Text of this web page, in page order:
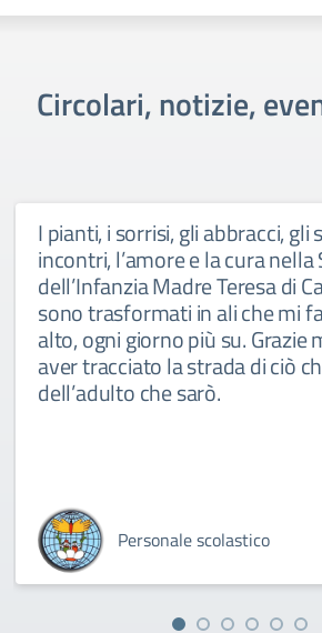
Circolari, notizie,
I pianti, i sorrisi, gli abbracci, gli
incontri, l’amore e la cura nella
dell’Infanzia Madre Teresa di
sono trasformati in ali che mi
alto, ogni giorno più su. Grazie
aver tracciato la strada di ciò
dell’adulto che sarò.
Personale scolastico